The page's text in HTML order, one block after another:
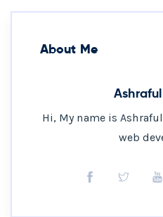
About Me
Hi, My name is
web